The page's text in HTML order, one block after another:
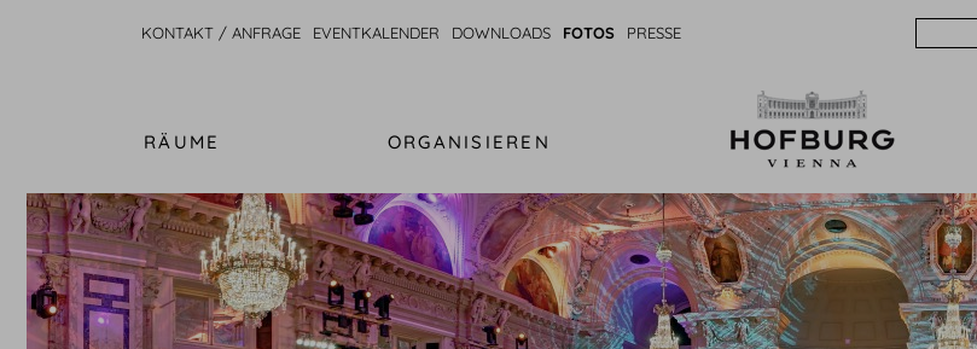
KONTAKT / ANFRAGE EVENTKALENDER DOWNLOADS FOTOS PRESSE
RÄUME ORGANISIEREN